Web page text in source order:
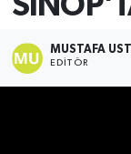
MUSTAFA
EDITÖR